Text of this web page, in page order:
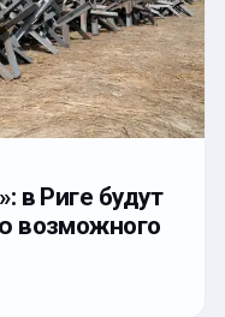
в Риге будут
возможного